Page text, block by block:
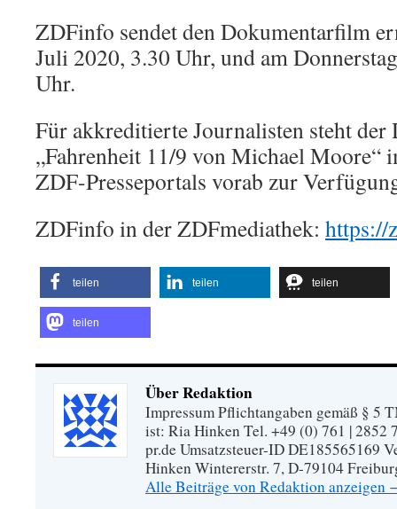
ZDFinfo sendet den Dokumentarfilm
Juli 2020, 3.30 Uhr, und am
Uhr.
Für akkreditierte Journalisten steht
„Fahrenheit 11/9 von Michael Moore“
ZDF-Presseportals vorab zur
ZDFinfo in der ZDFmediathek: https://
teilen teilen teilen
teilen
Über Redaktion
Impressum Pflichtangaben gemäß § 5
ist: Ria Hinken Tel. +49 (0) 761 | 2852
pr.de Umsatzsteuer-ID DE185565169
Hinken Wintererstr. 7, D-79104
Alle Beiträge von Redaktion anzeigen